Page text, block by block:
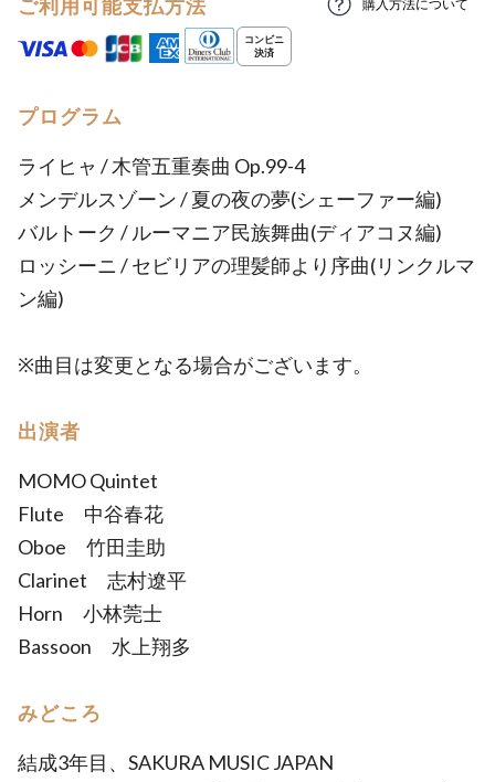
ご利用可能支払方法 購入方法について
プログラム
ライヒャ / 木管五重奏曲 Op.99-4
メンデルスゾーン / 夏の夜の夢(シェーファー編)
バルトーク / ルーマニア民族舞曲(ディアコヌ編)
ロッシーニ / セビリアの理髪師より序曲(リンクルマ
ン編)
※曲目は変更となる場合がございます。
出演者
MOMO Quintet
Flute 中谷春花
Oboe 竹田圭助
Clarinet 志村遼平
Horn 小林莞士
Bassoon 水上翔多
みどころ
結成3年目、SAKURA MUSIC JAPAN